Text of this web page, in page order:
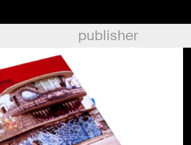
publisher